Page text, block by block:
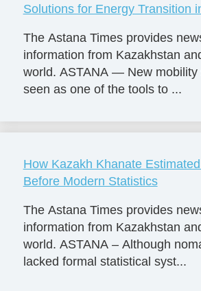
Solutions for Energy Transition
The Astana Times provides
information from Kazakhstan
world. ASTANA — New mobility
seen as one of the tools to ...
How Kazakh Khanate
Before Modern Statistics
The Astana Times provides
information from Kazakhstan
world. ASTANA – Although
lacked formal statistical syst...